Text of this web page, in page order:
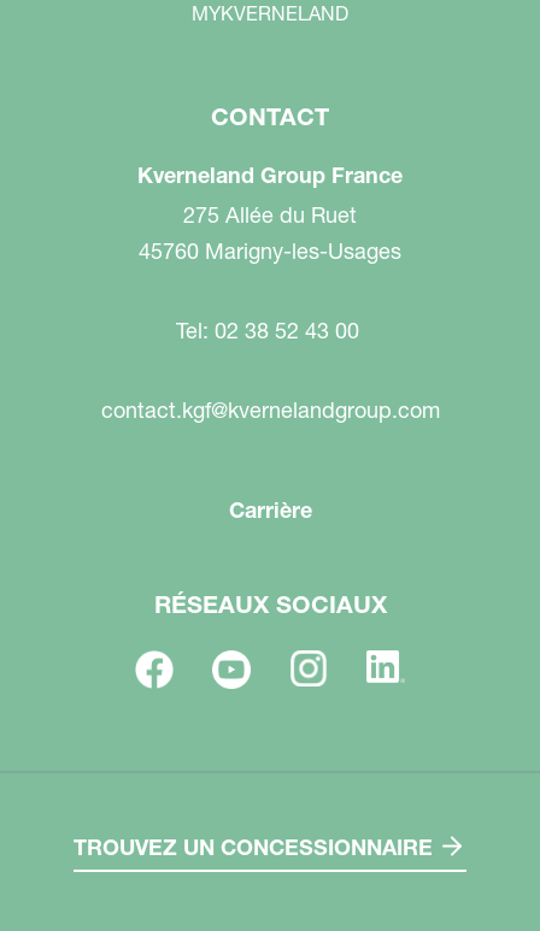
MYKVERNELAND
CONTACT
Kverneland Group France
275 Allée du Ruet
45760 Marigny-les-Usages
Tel: 02 38 52 43 00
contact.kgf@kvernelandgroup.com
Carrière
RÉSEAUX SOCIAUX
TROUVEZ UN CONCESSIONNAIRE